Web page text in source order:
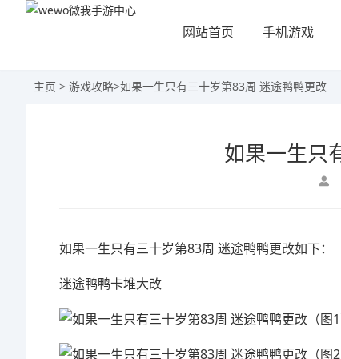
网站首页 手机游戏
主页 > 游戏攻略>如果一生只有三十岁第83周 迷途鸭鸭更改
如果一生只
如果一生只有三十岁第83周 迷途鸭鸭更改如下：
迷途鸭鸭卡堆大改